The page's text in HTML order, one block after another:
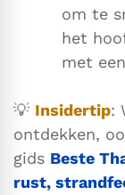
om te
het
met
💡 Insidertip:
ontdekken,
gids Beste
rust,